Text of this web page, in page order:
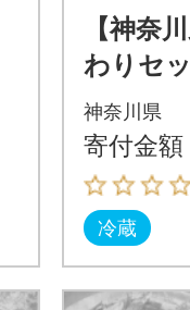
【神奈
わりセ
ド豚厚
用と鎌
ッシン
で配送】
神奈川県
寄付金額
冷蔵